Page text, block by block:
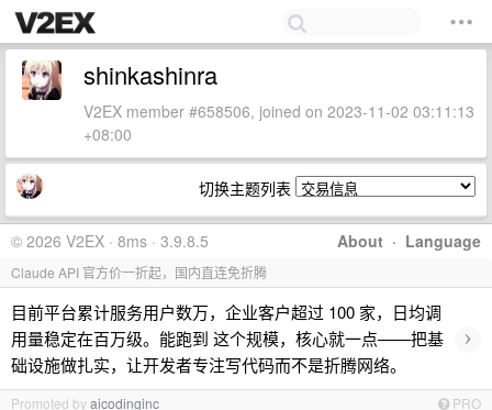
shinkashinra
V2EX member #658506, joined on 2023-11-02 03:11:13
+08:00
切换主题列表
About · Language
© 2026 V2EX · 8ms · 3.9.8.5
Claude API 官方价一折起，国内直连免折腾
目前平台累计服务用户数万，企业客户超过 100 家，日均调
用量稳定在百万级。能跑到 这个规模，核心就一点——把基
础设施做扎实，让开发者专注写代码而不是折腾网络。
›
Promoted byaicodinginc PRO